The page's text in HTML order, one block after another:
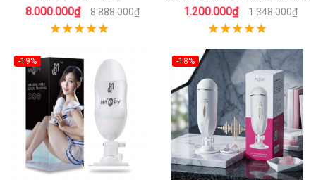
8.000.000₫ 8.888.000₫
cao
1.200.000₫ 1.348.000₫
-19% -18%